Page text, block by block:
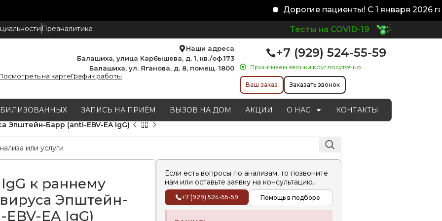
Дорогие пациенты! С 1 января 2026
Преаналитика Тесты на COVID-19
Наши адреса
Балашиха, улица Карбышева, д. 1, кв./оф.173
Балашиха, ул. Яганова, д. 8, помещ. 1800
на картеГрафик работы
+7 (929) 524-55-59
Принимаем звонки круглосуточно
Ваш заказ Заказать звонок
ЗАПИСЬ НА ПРИЁМ ВЫЗОВ НА ДОМ АКЦИИ О НАС
КОНТАКТЫ
Эпштейн-Барр (anti-EBV-EA IgG)
к раннему
Эпштейн-
EA IgG)
Если есть вопросы по анализам, то позвоните
нам или оставьте заявку на консультацию.
+7 (929) 524-55-59 Помощь в подборе